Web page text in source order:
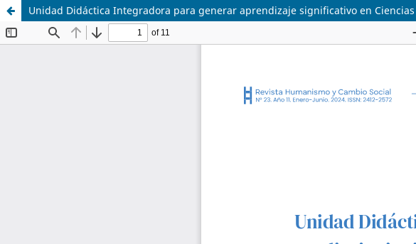
Unidad Didáctica Integradora para generar aprendizaje significativo en